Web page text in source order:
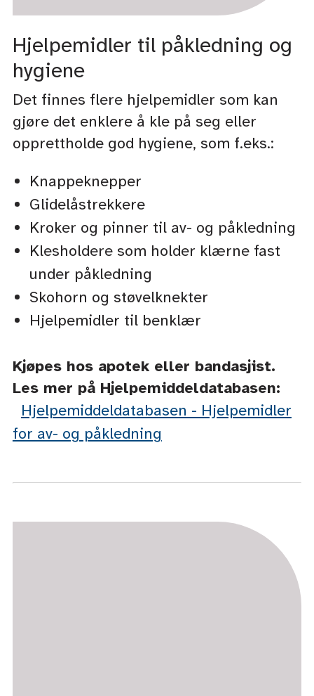
Hjelpemidler til påkledning og
hygiene
Det finnes flere hjelpemidler som kan
gjøre det enklere å kle på seg eller
opprettholde god hygiene, som f.eks.:
Knappeknepper
Glidelåstrekkere
Kroker og pinner til av- og påkledning
Klesholdere som holder klærne fast
under påkledning
Skohorn og støvelknekter
Hjelpemidler til benklær
Kjøpes hos apotek eller bandasjist.
Les mer på Hjelpemiddeldatabasen:
Hjelpemiddeldatabasen - Hjelpemidler
for av- og påkledning